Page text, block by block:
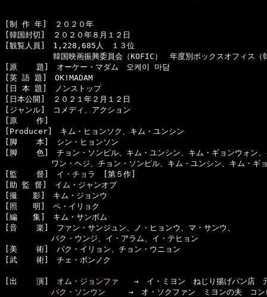
[制 作 年]　２０２０年
[韓国封切]　２０２０年８月１２日
[観覧人員]　1,228,685人　１３位
　　　　　韓国映画振興委員会（KOFIC）　年度別ボックスオフィス（
[原    題]　オーケー・マダム　오케이 마담
[英 語 題]　OK!MADAM
[日 本 題]　ノンストップ
[日本公開]　２０２１年２月１２日
[ジャンル]　コメディ、アクション
[原    作]
[Producer]　キム・ヒョンソク、キム・ユンシン
[脚    本]　シン・ヒョンソン
[脚    色]　チョン・ソンピル、キム・ユンシン、キム・ギョンウォン、
ワン・ヘジ、チョン・ソンピル、キム・ユンシン、キム・ギョ
[監    督] イ・チョラ
[第５作]
[助 監 督]　イム・ジャンオプ
[撮　　影]　キム・ジョンウ
[照　　明]　ペ・イリョク
[編　　集]　キム・サンボム
[音    楽]　ファン・サンジュン、ノ・ヒョンウ、マ・サンウ、
パク・ウンジ、イ・アラム、イ・テヒョン
[美    術]　パク・イリョン、チョン・ウニョン
[武    術]　チェ・ボンノク
[出    演] オム・ジョンファ →　イ・ミヨン　ねじり揚げパン店　
パク・ソンウン →　オ・ソクファン　ミヨンの夫　コン